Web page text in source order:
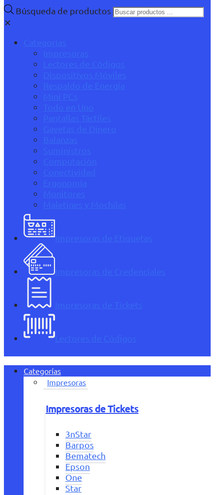
Búsqueda de productos
✕
Categorías
Impresoras
Lectores de Códigos
Dispositivos Móviles
Respaldo de Energía
Mini PCs
Todo en Uno
Pantallas Táctiles
Gavetas de Dinero
Balanzas
Suministros
Computación
Conectividad
Ergonomía
Monitores
Maletines y Mochilas
Impresoras de Etiquetas
Impresoras de Credenciales
Impresoras de Tickets
Lectores de Códigos
Categorías
Impresoras
Impresoras de Tickets
3nStar
Barpos
Bematech
Epson
One
Star